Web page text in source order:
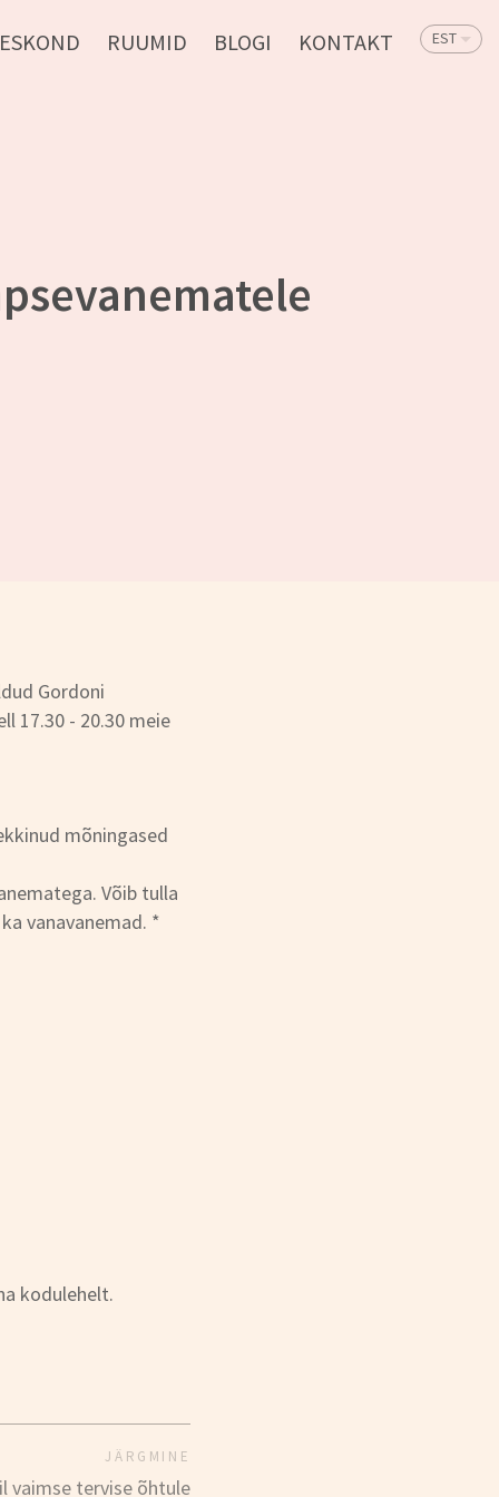
RUUMID BLOGI KONTAKT EST
Gordoni
17.30 - 20.30 meie
mõningased
Võib tulla
vanavanemad. *
kodulehelt.
JÄRGMINE
vaimse tervise õhtule